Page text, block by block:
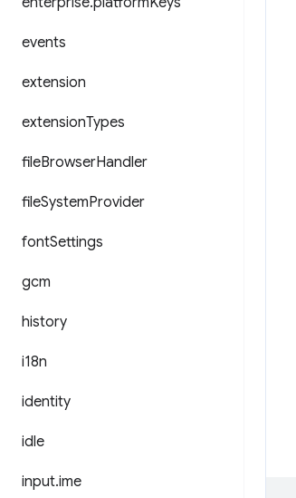
events
extension
extensionTypes
fileBrowserHandler
fileSystemProvider
fontSettings
gcm
history
i18n
identity
idle
input.ime